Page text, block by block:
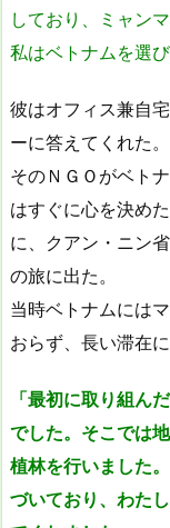
しており、ミャン
私はベトナムを選び
彼はオフィス兼自
ーに答えてくれた。
そのＮＧＯがベト
はすぐに心を決め
に、クアン・ニン
の旅に出た。
当時ベトナムには
おらず、長い滞在
「最初に取り組ん
でした。そこでは
植林を行いました
づいており、わた